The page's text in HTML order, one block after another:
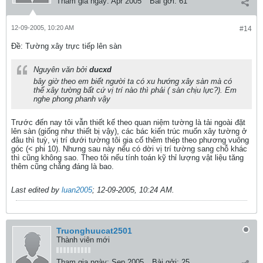
#14
12-09-2005, 10:20 AM
Ðề: Tường xây trực tiếp lên sàn
Nguyên văn bởi ducxd
bây giờ theo em biết người ta có xu hướng xây sàn mà có
thể xây tường bất cứ vị trí nào thì phải ( sàn chịu lực?). Em
nghe phong phanh vậy
Trước đến nay tôi vẫn thiết kế theo quan niệm tường là tải ngoài đặt
lên sàn (giống như thiết bị vậy), các bác kiến trúc muốn xây tường ở
đâu thì tuỳ, vị trí dưới tường tôi gia cố thêm thép theo phương vuông
góc (< phi 10). Nhưng sau này nếu có dời vị trí tường sang chỗ khác
thì cũng không sao. Theo tôi nếu tính toán kỹ thỉ lượng vật liệu tăng
thêm cũng chẳng đáng là bao.
Last edited by luan2005; 12-09-2005, 10:24 AM.
Truonghuucat2501
Thành viên mới